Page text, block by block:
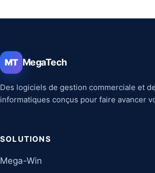
MT MegaTech
Des logiciels de gestion commerciale et
informatiques conçus pour faire avancer
SOLUTIONS
Mega-Win